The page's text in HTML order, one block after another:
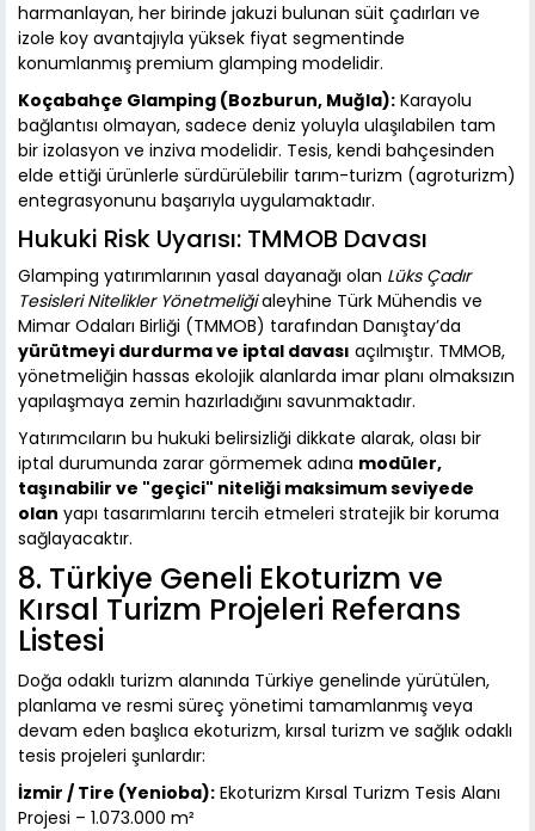
harmanlayan, her birinde jakuzi bulunan süit çadırları ve
izole koy avantajıyla yüksek fiyat segmentinde
konumlanmış premium glamping modelidir.
Koçabahçe Glamping (Bozburun, Muğla): Karayolu
bağlantısı olmayan, sadece deniz yoluyla ulaşılabilen tam
bir izolasyon ve inziva modelidir. Tesis, kendi bahçesinden
elde ettiği ürünlerle sürdürülebilir tarım-turizm (agroturizm)
entegrasyonunu başarıyla uygulamaktadır.
Hukuki Risk Uyarısı: TMMOB Davası
Glamping yatırımlarının yasal dayanağı olan Lüks Çadır
Tesisleri Nitelikler Yönetmeliğialeyhine Türk Mühendis ve
Mimar Odaları Birliği (TMMOB) tarafından Danıştay’da
yürütmeyi durdurma ve iptal davası açılmıştır. TMMOB,
yönetmeliğin hassas ekolojik alanlarda imar planı olmaksızın
yapılaşmaya zemin hazırladığını savunmaktadır.
Yatırımcıların bu hukuki belirsizliği dikkate alarak, olası bir
iptal durumunda zarar görmemek adına modüler,
taşınabilir ve "geçici" niteliği maksimum seviyede
olan yapı tasarımlarını tercih etmeleri stratejik bir koruma
sağlayacaktır.
8. Türkiye Geneli Ekoturizm ve
Kırsal Turizm Projeleri Referans
Listesi
Doğa odaklı turizm alanında Türkiye genelinde yürütülen,
planlama ve resmi süreç yönetimi tamamlanmış veya
devam eden başlıca ekoturizm, kırsal turizm ve sağlık odaklı
tesis projeleri şunlardır:
İzmir / Tire (Yenioba): Ekoturizm Kırsal Turizm Tesis Alanı
Projesi – 1.073.000 m²